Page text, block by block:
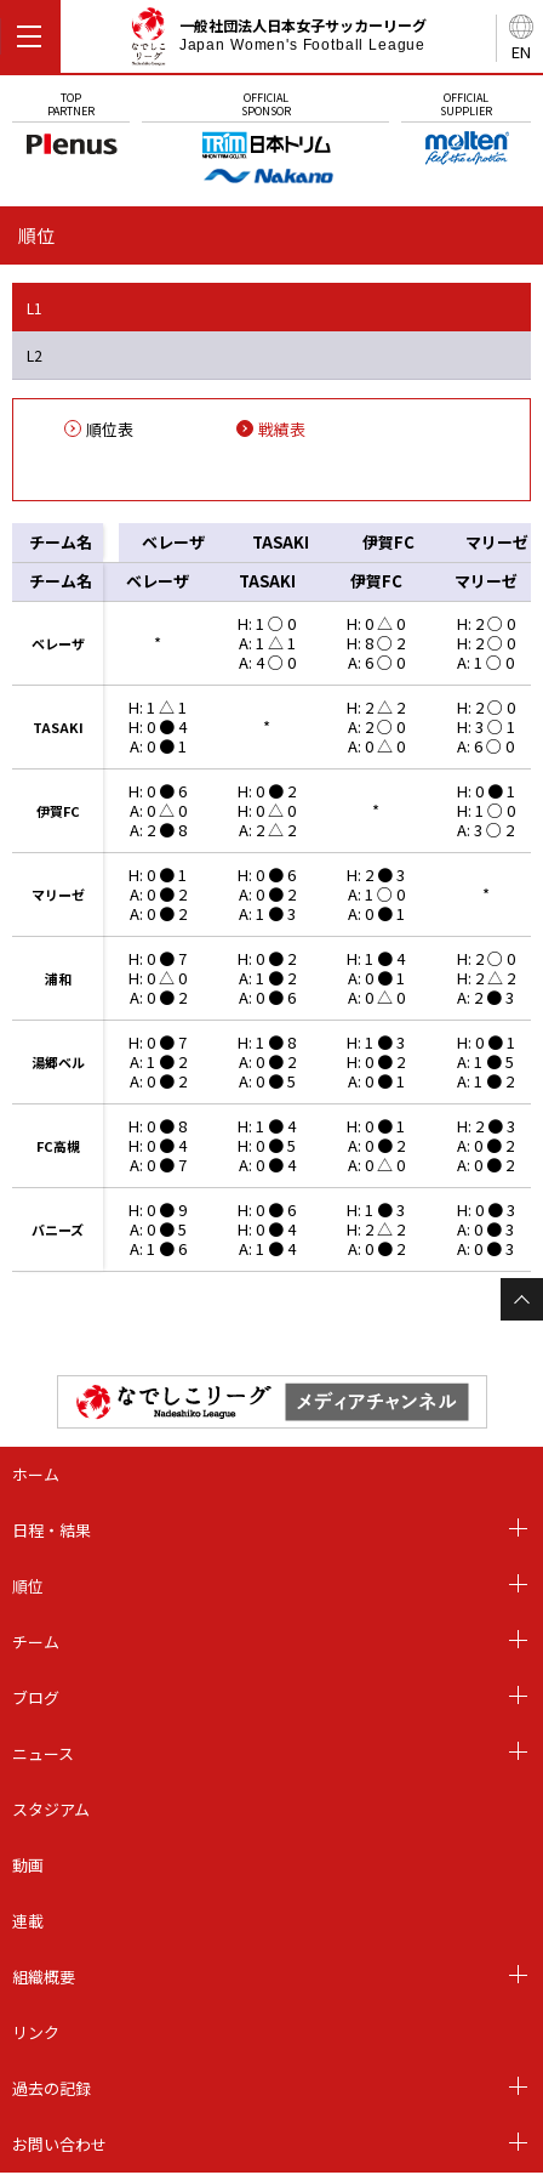
EN
一般社団法人日本女子サッカーリーグ
Japan Women's Football League
TOP
PARTNER
OFFICIAL
SPONSOR
OFFICIAL
SUPPLIER
順位
L1
L2
順位表 戦績表
チーム名 ベレーザ TASAKI 伊賀FC マリーゼ
ベレーザ *
H: 1 ○ 0
A: 1 △ 1
A: 4 ○ 0
H: 0 △ 0
H: 8 ○ 2
A: 6 ○ 0
H: 2 ○ 0
H: 2 ○ 0
A: 1 ○ 0
TASAKI
H: 1 △ 1
H: 0 ● 4
A: 0 ● 1
*
H: 2 △ 2
A: 2 ○ 0
A: 0 △ 0
H: 2 ○ 0
H: 3 ○ 1
A: 6 ○ 0
伊賀FC
H: 0 ● 6
A: 0 △ 0
A: 2 ● 8
H: 0 ● 2
H: 0 △ 0
A: 2 △ 2
*
H: 0 ● 1
H: 1 ○ 0
A: 3 ○ 2
マリーゼ
H: 0 ● 1
A: 0 ● 2
A: 0 ● 2
H: 0 ● 6
A: 0 ● 2
A: 1 ● 3
H: 2 ● 3
A: 1 ○ 0
A: 0 ● 1
*
浦和
H: 0 ● 7
H: 0 △ 0
A: 0 ● 2
H: 0 ● 2
A: 1 ● 2
A: 0 ● 6
H: 1 ● 4
A: 0 ● 1
A: 0 △ 0
H: 2 ○ 0
H: 2 △ 2
A: 2 ● 3
湯郷ベル
H: 0 ● 7
A: 1 ● 2
A: 0 ● 2
H: 1 ● 8
A: 0 ● 2
A: 0 ● 5
H: 1 ● 3
H: 0 ● 2
A: 0 ● 1
H: 0 ● 1
A: 1 ● 5
A: 1 ● 2
FC高槻
H: 0 ● 8
H: 0 ● 4
A: 0 ● 7
H: 1 ● 4
H: 0 ● 5
A: 0 ● 4
H: 0 ● 1
A: 0 ● 2
A: 0 △ 0
H: 2 ● 3
A: 0 ● 2
A: 0 ● 2
バニーズ
H: 0 ● 9
A: 0 ● 5
A: 1 ● 6
H: 0 ● 6
H: 0 ● 4
A: 1 ● 4
H: 1 ● 3
H: 2 △ 2
A: 0 ● 2
H: 0 ● 3
A: 0 ● 3
A: 0 ● 3
チーム名
ベレーザ
TASAKI
伊賀FC
マリーゼ
浦和
湯郷ベル
FC高槻
バニーズ
チーム名 ベレーザ TASAKI 伊賀FC マリーゼ
ホーム
日程・結果
順位
チーム
ブログ
ニュース
スタジアム
動画
連載
組織概要
リンク
過去の記録
お問い合わせ